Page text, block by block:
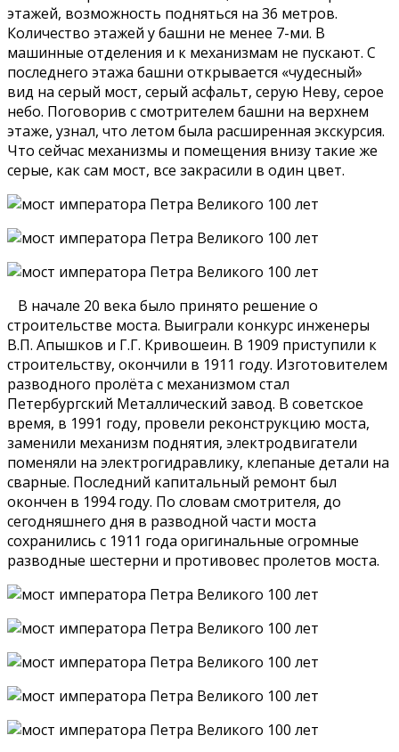
этажей, возможность подняться на 36 метров.
Количество этажей у башни не менее 7-ми. В
машинные отделения и к механизмам не пускают. С
последнего этажа башни открывается «чудесный»
вид на серый мост, серый асфальт, серую Неву, серое
небо. Поговорив с смотрителем башни на верхнем
этаже, узнал, что летом была расширенная экскурсия.
Что сейчас механизмы и помещения внизу такие же
серые, как сам мост, все закрасили в один цвет.
В начале 20 века было принято решение о
строительстве моста. Выиграли конкурс инженеры
В.П. Апышков и Г.Г. Кривошеин. В 1909 приступили к
строительству, окончили в 1911 году. Изготовителем
разводного пролёта с механизмом стал
Петербургский Металлический завод. В советское
время, в 1991 году, провели реконструкцию моста,
заменили механизм поднятия, электродвигатели
поменяли на электрогидравлику, клепаные детали на
сварные. Последний капитальный ремонт был
окончен в 1994 году. По словам смотрителя, до
сегодняшнего дня в разводной части моста
сохранились с 1911 года оригинальные огромные
разводные шестерни и противовес пролетов моста.